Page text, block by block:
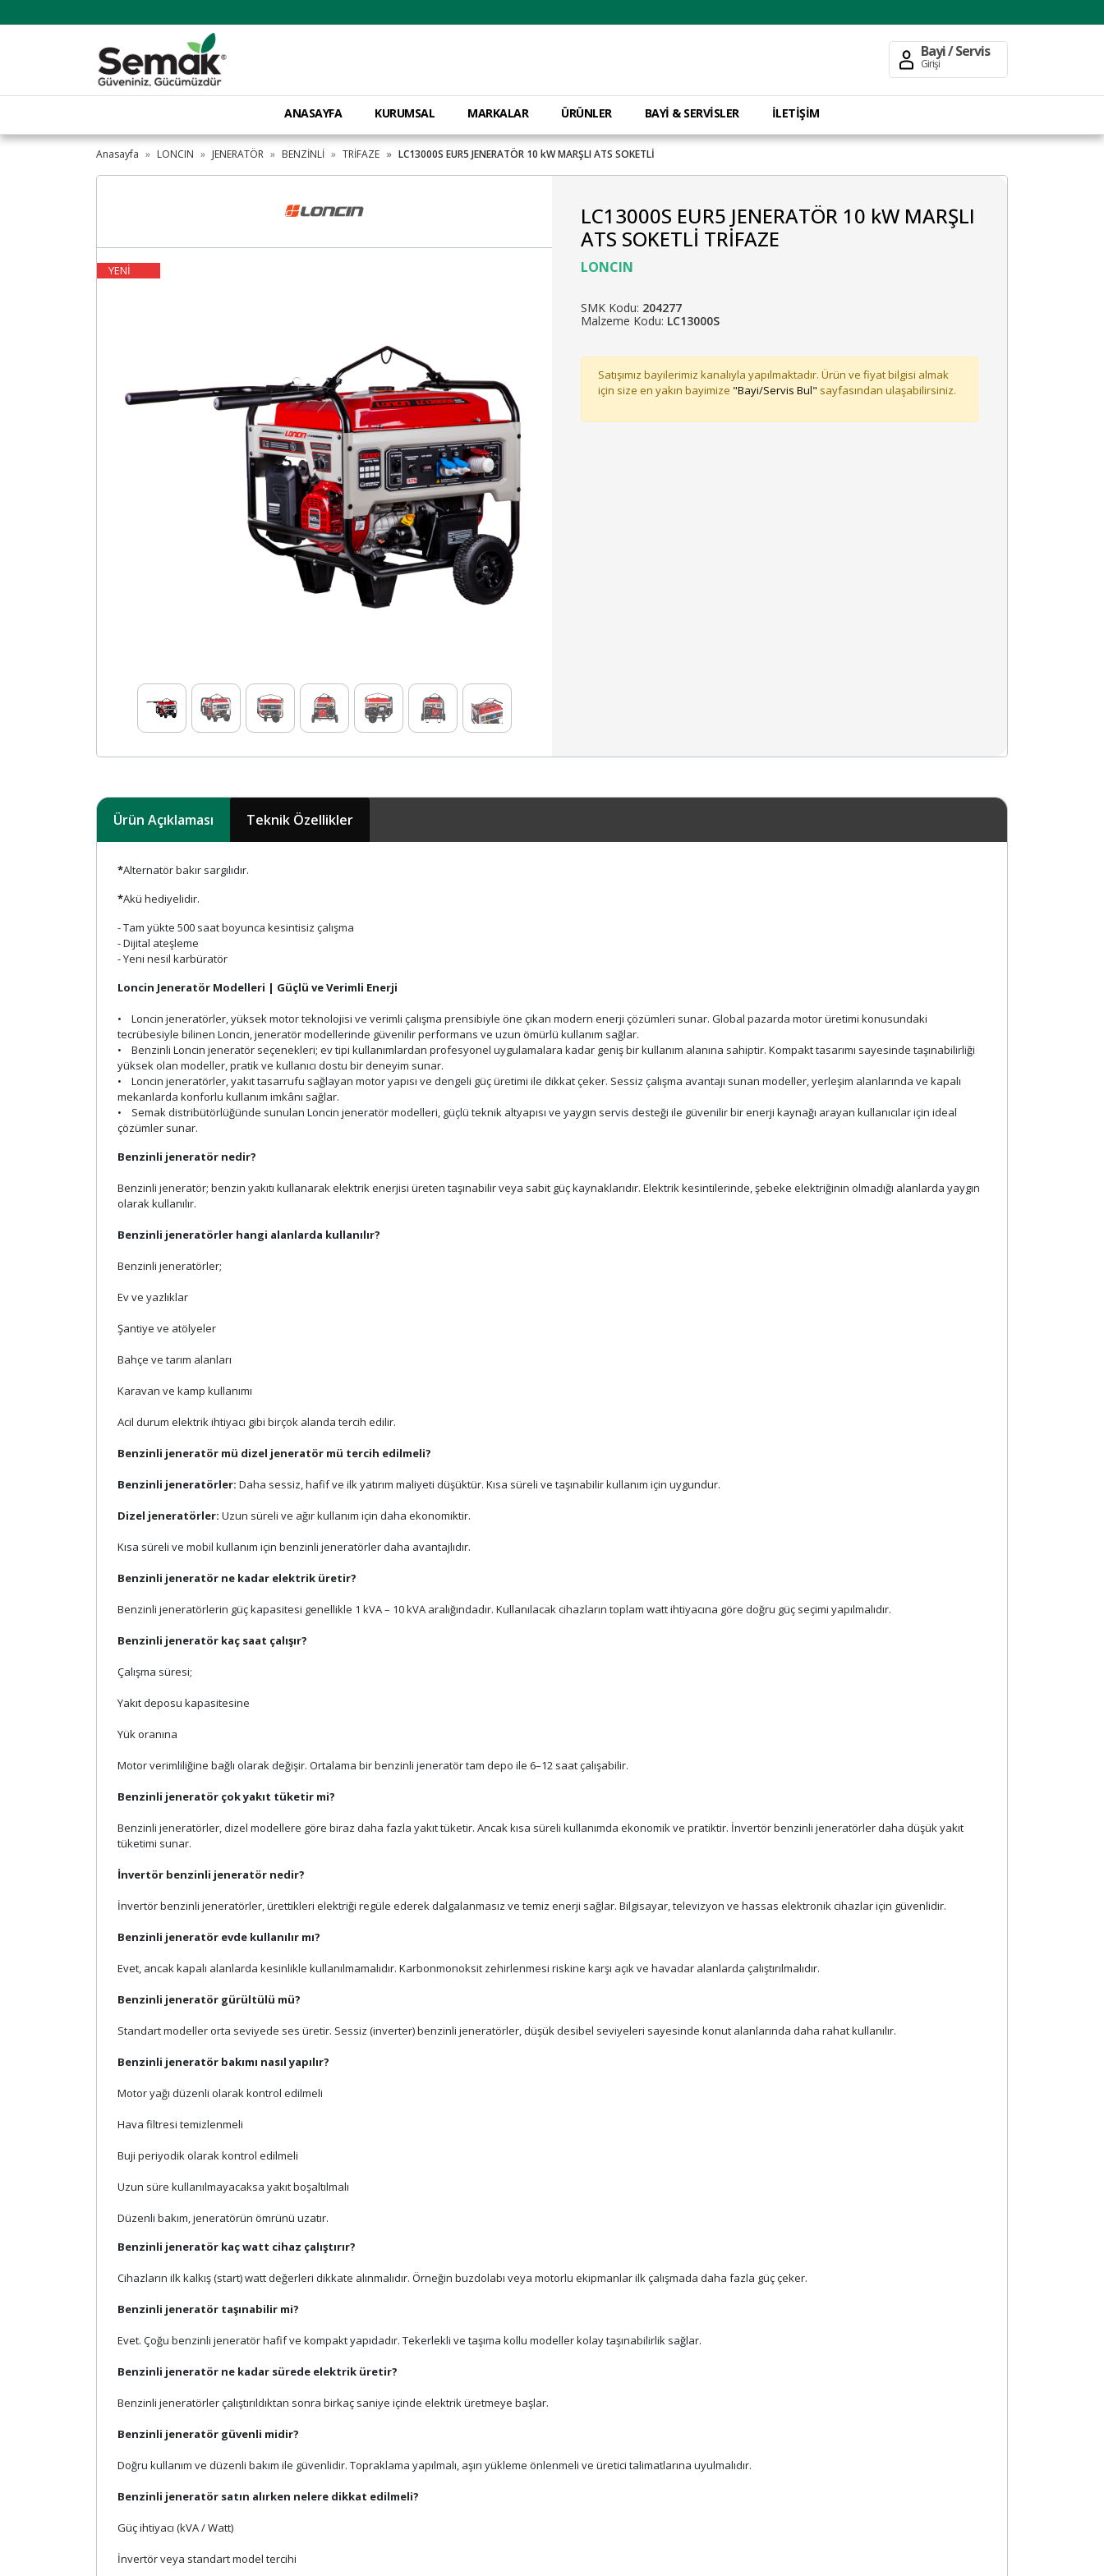
Bayi / Servis
Girişi
ANASAYFA KURUMSAL MARKALAR ÜRÜNLER BAYİ & SERVİSLER İLETİŞİM
Anasayfa LONCIN JENERATÖR BENZİNLİ TRİFAZE LC13000S EUR5 JENERATÖR 10 kW MARŞLI ATS SOKETLİ
YENİ
LC13000S EUR5 JENERATÖR 10 kW MARŞLI
ATS SOKETLİ TRİFAZE
LONCIN
SMK Kodu: 204277
Malzeme Kodu: LC13000S
Satışımız bayilerimiz kanalıyla yapılmaktadır. Ürün ve fiyat bilgisi almak
için size en yakın bayimize "Bayi/Servis Bul" sayfasından ulaşabilirsiniz.
Ürün Açıklaması Teknik Özellikler
*Alternatör bakır sargılıdır.
*Akü hediyelidir.
- Tam yükte 500 saat boyunca kesintisiz çalışma
- Dijital ateşleme
- Yeni nesil karbüratör
Loncin Jeneratör Modelleri | Güçlü ve Verimli Enerji
• Loncin jeneratörler, yüksek motor teknolojisi ve verimli çalışma prensibiyle öne çıkan modern enerji çözümleri sunar. Global pazarda motor üretimi konusundaki
tecrübesiyle bilinen Loncin, jeneratör modellerinde güvenilir performans ve uzun ömürlü kullanım sağlar.
• Benzinli Loncin jeneratör seçenekleri; ev tipi kullanımlardan profesyonel uygulamalara kadar geniş bir kullanım alanına sahiptir. Kompakt tasarımı sayesinde taşınabilirliği
yüksek olan modeller, pratik ve kullanıcı dostu bir deneyim sunar.
• Loncin jeneratörler, yakıt tasarrufu sağlayan motor yapısı ve dengeli güç üretimi ile dikkat çeker. Sessiz çalışma avantajı sunan modeller, yerleşim alanlarında ve kapalı
mekanlarda konforlu kullanım imkânı sağlar.
• Semak distribütörlüğünde sunulan Loncin jeneratör modelleri, güçlü teknik altyapısı ve yaygın servis desteği ile güvenilir bir enerji kaynağı arayan kullanıcılar için ideal
çözümler sunar.
Benzinli jeneratör nedir?
Benzinli jeneratör; benzin yakıtı kullanarak elektrik enerjisi üreten taşınabilir veya sabit güç kaynaklarıdır. Elektrik kesintilerinde, şebeke elektriğinin olmadığı alanlarda yaygın
olarak kullanılır.
Benzinli jeneratörler hangi alanlarda kullanılır?
Benzinli jeneratörler;
Ev ve yazlıklar
Şantiye ve atölyeler
Bahçe ve tarım alanları
Karavan ve kamp kullanımı
Acil durum elektrik ihtiyacı gibi birçok alanda tercih edilir.
Benzinli jeneratör mü dizel jeneratör mü tercih edilmeli?
Benzinli jeneratörler: Daha sessiz, hafif ve ilk yatırım maliyeti düşüktür. Kısa süreli ve taşınabilir kullanım için uygundur.
Dizel jeneratörler: Uzun süreli ve ağır kullanım için daha ekonomiktir.
Kısa süreli ve mobil kullanım için benzinli jeneratörler daha avantajlıdır.
Benzinli jeneratör ne kadar elektrik üretir?
Benzinli jeneratörlerin güç kapasitesi genellikle 1 kVA – 10 kVA aralığındadır. Kullanılacak cihazların toplam watt ihtiyacına göre doğru güç seçimi yapılmalıdır.
Benzinli jeneratör kaç saat çalışır?
Çalışma süresi;
Yakıt deposu kapasitesine
Yük oranına
Motor verimliliğine bağlı olarak değişir. Ortalama bir benzinli jeneratör tam depo ile 6–12 saat çalışabilir.
Benzinli jeneratör çok yakıt tüketir mi?
Benzinli jeneratörler, dizel modellere göre biraz daha fazla yakıt tüketir. Ancak kısa süreli kullanımda ekonomik ve pratiktir. İnvertör benzinli jeneratörler daha düşük yakıt
tüketimi sunar.
İnvertör benzinli jeneratör nedir?
İnvertör benzinli jeneratörler, ürettikleri elektriği regüle ederek dalgalanmasız ve temiz enerji sağlar. Bilgisayar, televizyon ve hassas elektronik cihazlar için güvenlidir.
Benzinli jeneratör evde kullanılır mı?
Evet, ancak kapalı alanlarda kesinlikle kullanılmamalıdır. Karbonmonoksit zehirlenmesi riskine karşı açık ve havadar alanlarda çalıştırılmalıdır.
Benzinli jeneratör gürültülü mü?
Standart modeller orta seviyede ses üretir. Sessiz (inverter) benzinli jeneratörler, düşük desibel seviyeleri sayesinde konut alanlarında daha rahat kullanılır.
Benzinli jeneratör bakımı nasıl yapılır?
Motor yağı düzenli olarak kontrol edilmeli
Hava filtresi temizlenmeli
Buji periyodik olarak kontrol edilmeli
Uzun süre kullanılmayacaksa yakıt boşaltılmalı
Düzenli bakım, jeneratörün ömrünü uzatır.
Benzinli jeneratör kaç watt cihaz çalıştırır?
Cihazların ilk kalkış (start) watt değerleri dikkate alınmalıdır. Örneğin buzdolabı veya motorlu ekipmanlar ilk çalışmada daha fazla güç çeker.
Benzinli jeneratör taşınabilir mi?
Evet. Çoğu benzinli jeneratör hafif ve kompakt yapıdadır. Tekerlekli ve taşıma kollu modeller kolay taşınabilirlik sağlar.
Benzinli jeneratör ne kadar sürede elektrik üretir?
Benzinli jeneratörler çalıştırıldıktan sonra birkaç saniye içinde elektrik üretmeye başlar.
Benzinli jeneratör güvenli midir?
Doğru kullanım ve düzenli bakım ile güvenlidir. Topraklama yapılmalı, aşırı yükleme önlenmeli ve üretici talimatlarına uyulmalıdır.
Benzinli jeneratör satın alırken nelere dikkat edilmeli?
Güç ihtiyacı (kVA / Watt)
İnvertör veya standart model tercihi